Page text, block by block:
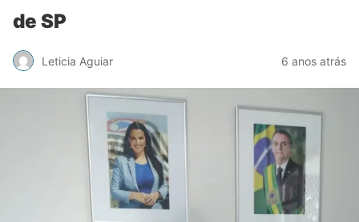
de SP
Leticia Aguiar 6 anos atrás